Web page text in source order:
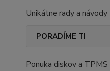
Unikátne rady a návody
PORADÍME TI
Ponuka diskov a TPMS